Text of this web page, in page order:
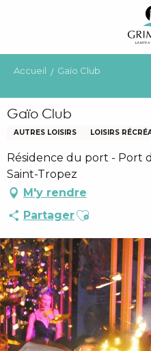
principal
Accueil Gaïo Club
Gaïo Club
AUTRES LOISIRS LOISIRS
Résidence du port - Port
Saint-Tropez
M'y rendre
PartagerAjouter aux